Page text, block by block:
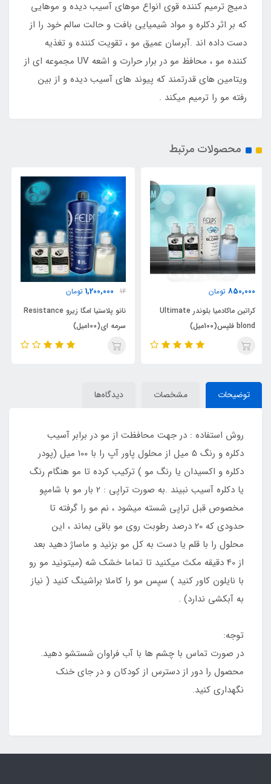
دمیج ترمیم کننده قوی انواع موهای آسیب دیده و موهایی
که بر اثر دکلره و مواد شیمیایی بافت و حالت سالم خود را از
دست داده اند .آبرسان عمیق مو ، تقویت کننده و تغذیه
کننده مو ، محافظ مو در برار حرارت و اشعه UV مجموعه ای از
ویتامین های قدرتمند که پیوند های آسیب دیده و از بین
رفته مو را ترمیم میکند .
محصولات مرتبط
12
1,200,000
نانو پلاستیا امگا زیرو Resistance
سرمه ای(100میل)
1,300,000 تومان
نانو پلاستیا امگا زیرو Black
مشکی(100میل)
توضیحات مشخصات دیدگاه‌ها
روش استفاده : در جهت محافظت از مو در برابر آسیب
دکلره و رنگ 5 میل از محلول پاور آپ را با 100 میل (پودر
دکلره و اکسیدان یا رنگ مو ) ترکیب کرده تا مو هنگام رنگ
یا دکلره آسیب نبیند .به صورت تراپی : 2 بار مو با شامپو
مخصوص قبل تراپی شسته میشود ، نم مو را گرفته تا
حدودی که 20 درصد رطوبت روی مو باقی بماند ، این
محلول را با قلم یا دست به کل مو بزنید و ماساژ دهید بعد
از 40 دقیقه مکث میکنید تا تماما خشک شه (میتونید مو رو
با نایلون کاور کنید ) سپس مو را کاملا براشینگ کنید ( نیاز
به آبکشی ندارد) .
توجه:
در صورت تماس با چشم ها با آب فراوان شستشو دهید.
محصول را دور از دسترس از کودکان و در جای خنک
نگهداری کنید.